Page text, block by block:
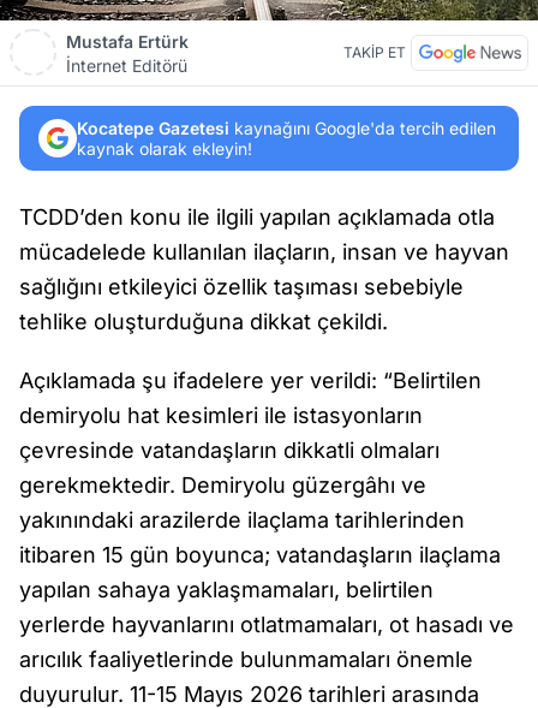
Mustafa Ertürk
İnternet Editörü
TAKİP ET
Kocatepe Gazetesi kaynağını Google'da tercih edilen
kaynak olarak ekleyin!
TCDD’den konu ile ilgili yapılan açıklamada otla
mücadelede kullanılan ilaçların, insan ve hayvan
sağlığını etkileyici özellik taşıması sebebiyle
tehlike oluşturduğuna dikkat çekildi.
Açıklamada şu ifadelere yer verildi: “Belirtilen
demiryolu hat kesimleri ile istasyonların
çevresinde vatandaşların dikkatli olmaları
gerekmektedir. Demiryolu güzergâhı ve
yakınındaki arazilerde ilaçlama tarihlerinden
itibaren 15 gün boyunca; vatandaşların ilaçlama
yapılan sahaya yaklaşmamaları, belirtilen
yerlerde hayvanlarını otlatmamaları, ot hasadı ve
arıcılık faaliyetlerinde bulunmamaları önemle
duyurulur. 11-15 Mayıs 2026 tarihleri arasında